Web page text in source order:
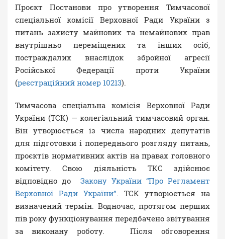
Проєкт Постанови про утворення Тимчасової
спеціальної комісії Верховної Ради України з
питань захисту майнових та немайнових прав
внутрішньо переміщених та інших осіб,
постраждалих внаслідок збройної агресії
Російської Федерації проти України
(реєстраційний номер 10213).
Тимчасова спеціальна комісія Верховної Ради
України (ТСК) — колегіальний тимчасовий орган.
Він утворюється із числа народних депутатів
для підготовки і попереднього розгляду питань,
проєктів нормативних актів на правах головного
комітету. Свою діяльність ТКС здійснює
відповідно до Закону України “Про Регламент
Верховної Ради України”. ТСК утворюється на
визначений термін. Водночас, протягом перших
пів року функціонування передбачено звітування
за виконану роботу. Після обговорення